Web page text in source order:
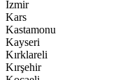
İzmir
Kars
Kastamonu
Kayseri
Kırklareli
Kırşehir